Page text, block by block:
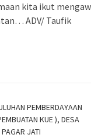
kita ikut
ADV/ Taufik
PEMBERDAYAAN
KUE ), DESA
JATI